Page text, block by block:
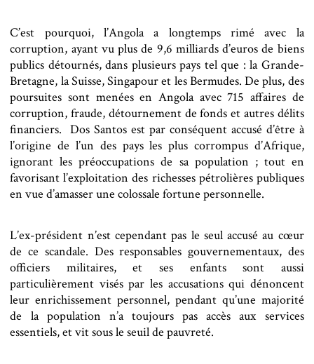
C’est pourquoi, l’Angola a longtemps rimé avec la
corruption, ayant vu plus de 9,6 milliards d’euros de biens
publics détournés, dans plusieurs pays tel que : la Grande-
Bretagne, la Suisse, Singapour et les Bermudes. De plus, des
poursuites sont menées en Angola avec 715 affaires de
corruption, fraude, détournement de fonds et autres délits
financiers. Dos Santos est par conséquent accusé d’être à
l’origine de l’un des pays les plus corrompus d’Afrique,
ignorant les préoccupations de sa population ; tout en
favorisant l’exploitation des richesses pétrolières publiques
en vue d’amasser une colossale fortune personnelle.
L’ex-président n’est cependant pas le seul accusé au cœur
de ce scandale. Des responsables gouvernementaux, des
officiers militaires, et ses enfants sont aussi
particulièrement visés par les accusations qui dénoncent
leur enrichissement personnel, pendant qu’une majorité
de la population n’a toujours pas accès aux services
essentiels, et vit sous le seuil de pauvreté.